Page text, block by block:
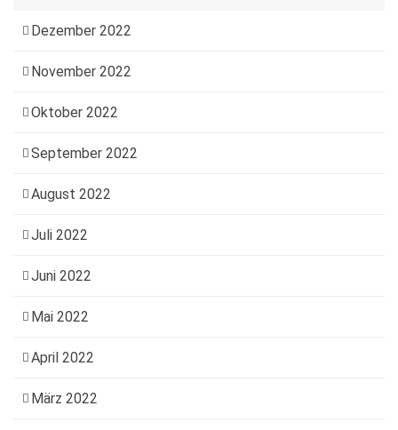
Dezember 2022
November 2022
Oktober 2022
September 2022
August 2022
Juli 2022
Juni 2022
Mai 2022
April 2022
März 2022